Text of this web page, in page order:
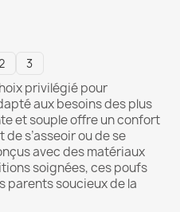
2 3
privilégié pour
aux besoins des plus
et souple offre un confort
s’asseoir ou de se
avec des matériaux
soignées, ces poufs
parents soucieux de la